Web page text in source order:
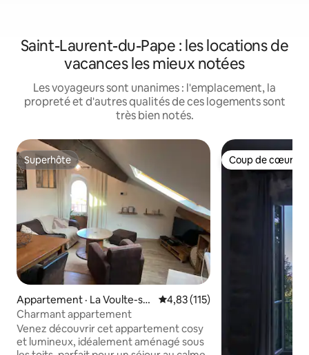
Saint-Laurent-du-Pape : les locations de
vacances les mieux notées
Les voyageurs sont unanimes : l'emplacement, la
propreté et d'autres qualités de ces logements sont
très bien notés.
Superhôte
Superhôte
Appartement · La Voulte-sur
-Rhône
Note moyenne de 4,83 sur 5,
4,83 (115)
Charmant appartement
Venez découvrir cet appartement cosy
et lumineux, idéalement aménagé sous
Coup de cœur
Coup de cœur